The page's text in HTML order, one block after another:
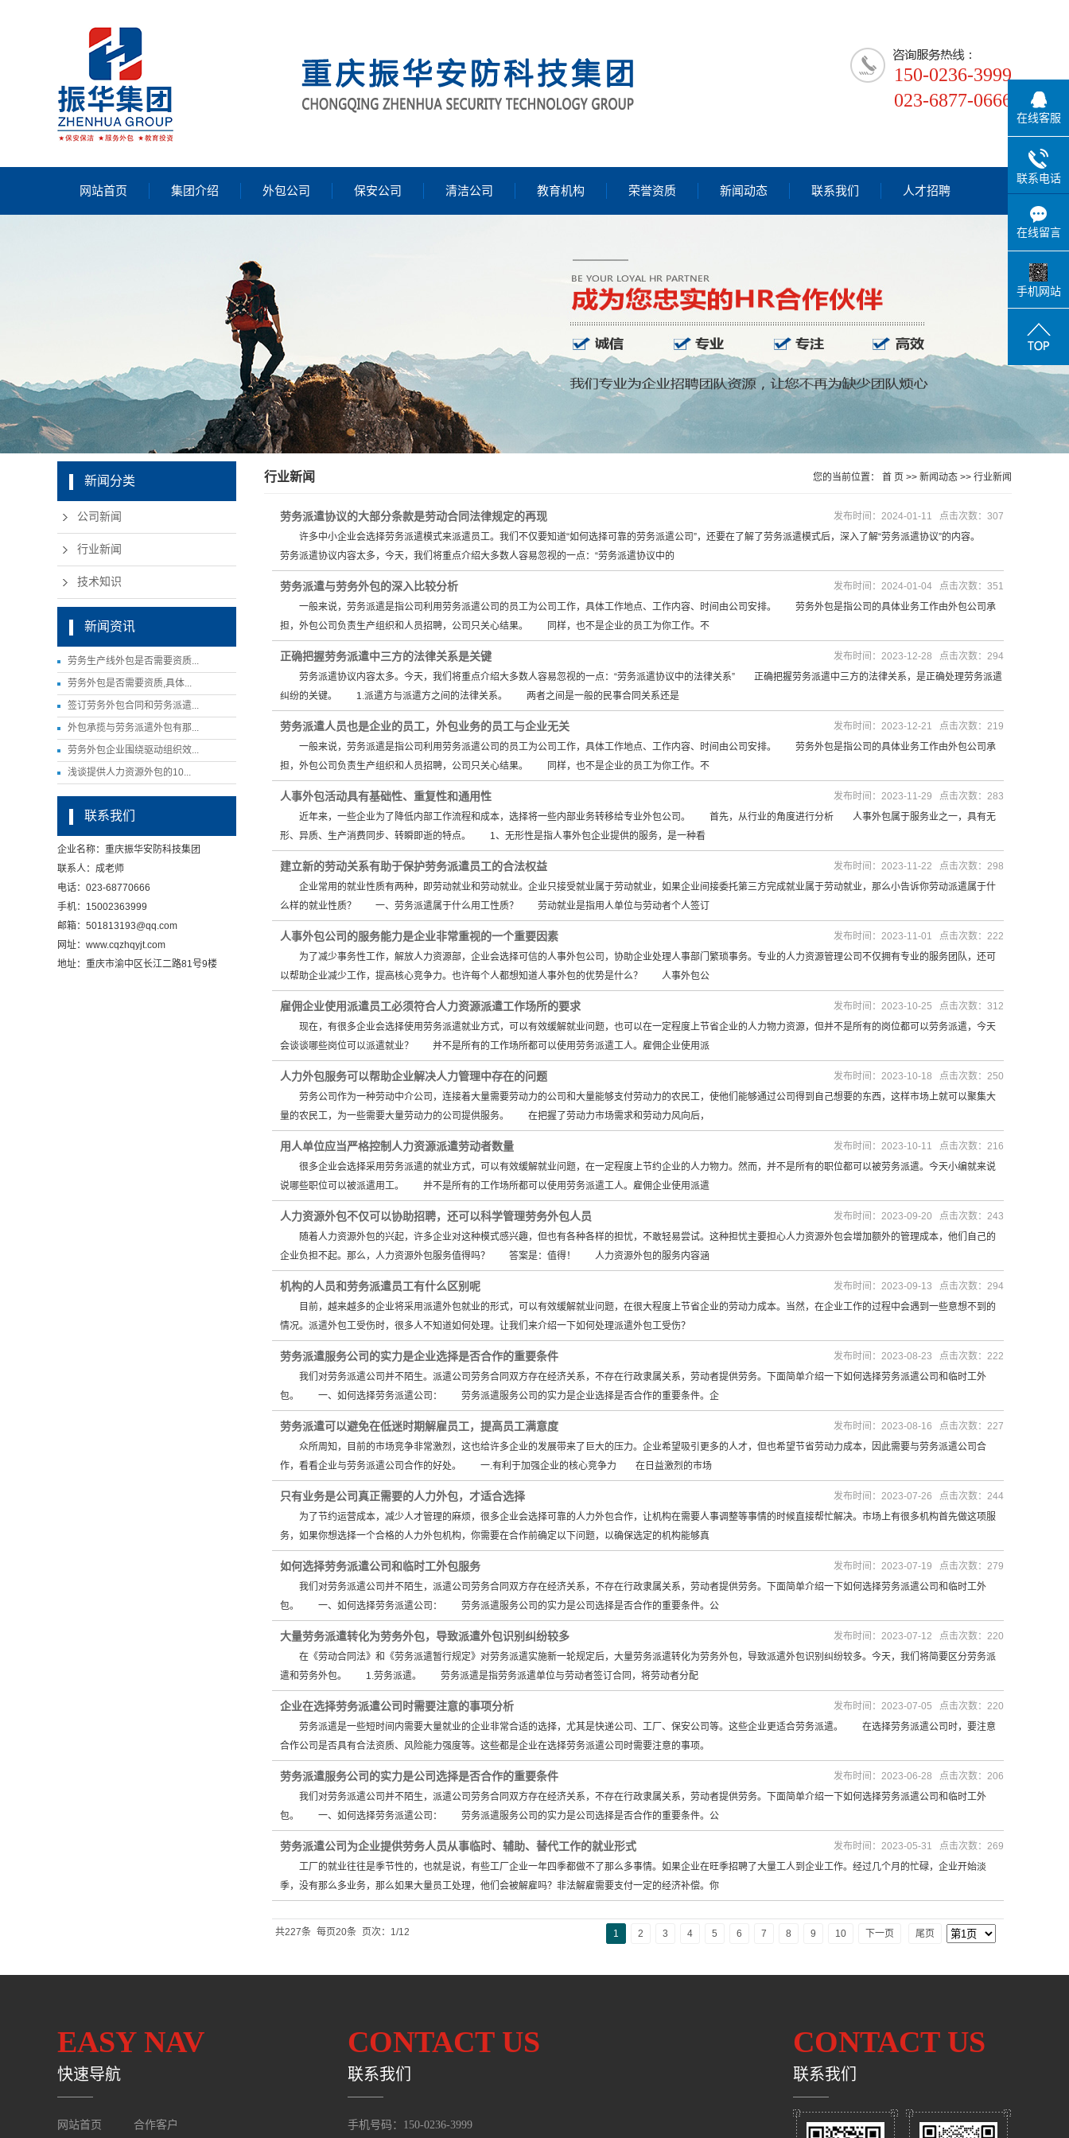
150-0236-3999
023-6877-0666
网站首页
集团介绍
外包公司 保安公司 清洁公司 教育机构 荣誉资质
新闻动态
联系我们 人才招聘
新闻分类
公司新闻
行业新闻
技术知识
新闻资讯
劳务生产线外包是否需要资质...
劳务外包是否需要资质,具体...
签订劳务外包合同和劳务派遣...
外包承揽与劳务派遣外包有那...
劳务外包企业围绕驱动组织效...
浅谈提供人力资源外包的10...
联系我们
企业名称：重庆振华安防科技集团
联系人：成老师
电话：023-68770666
手机：15002363999
邮箱：501813193@qq.com
网址：www.cqzhqyjt.com
地址：重庆市渝中区长江二路81号9楼
行业新闻 您的当前位置： 首 页 >> 新闻动态 >> 行业新闻
劳务派遣协议的大部分条款是劳动合同法律规定的再现
许多中小企业会选择劳务派遣模式来派遣员工。我们不仅要知道“如何选择可靠的劳务派遣公司”，还要在了解了劳务派遣模式后，深入了解“劳务派遣协议”的内容。
劳务派遣协议内容太多，今天，我们将重点介绍大多数人容易忽视的一点：“劳务派遣协议中的
发布时间：2024-01-11 点击次数：307
劳务派遣与劳务外包的深入比较分析
一般来说，劳务派遣是指公司利用劳务派遣公司的员工为公司工作，具体工作地点、工作内容、时间由公司安排。 劳务外包是指公司的具体业务工作由外包公司承
担，外包公司负责生产组织和人员招聘，公司只关心结果。 同样，也不是企业的员工为你工作。不
发布时间：2024-01-04 点击次数：351
正确把握劳务派遣中三方的法律关系是关键
劳务派遣协议内容太多。今天，我们将重点介绍大多数人容易忽视的一点：“劳务派遣协议中的法律关系” 正确把握劳务派遣中三方的法律关系，是正确处理劳务派遣
纠纷的关键。 1.派遣方与派遣方之间的法律关系。 两者之间是一般的民事合同关系还是
发布时间：2023-12-28 点击次数：294
劳务派遣人员也是企业的员工，外包业务的员工与企业无关
一般来说，劳务派遣是指公司利用劳务派遣公司的员工为公司工作，具体工作地点、工作内容、时间由公司安排。 劳务外包是指公司的具体业务工作由外包公司承
担，外包公司负责生产组织和人员招聘，公司只关心结果。 同样，也不是企业的员工为你工作。不
发布时间：2023-12-21 点击次数：219
人事外包活动具有基础性、重复性和通用性
近年来，一些企业为了降低内部工作流程和成本，选择将一些内部业务转移给专业外包公司。 首先，从行业的角度进行分析 人事外包属于服务业之一，具有无
形、异质、生产消费同步、转瞬即逝的特点。 1、无形性是指人事外包企业提供的服务，是一种看
发布时间：2023-11-29 点击次数：283
建立新的劳动关系有助于保护劳务派遣员工的合法权益
企业常用的就业性质有两种，即劳动就业和劳动就业。企业只接受就业属于劳动就业，如果企业间接委托第三方完成就业属于劳动就业，那么小告诉你劳动派遣属于什
么样的就业性质？ 一、劳务派遣属于什么用工性质？ 劳动就业是指用人单位与劳动者个人签订
发布时间：2023-11-22 点击次数：298
人事外包公司的服务能力是企业非常重视的一个重要因素
为了减少事务性工作，解放人力资源部，企业会选择可信的人事外包公司，协助企业处理人事部门繁琐事务。专业的人力资源管理公司不仅拥有专业的服务团队，还可
以帮助企业减少工作，提高核心竞争力。也许每个人都想知道人事外包的优势是什么？ 人事外包公
发布时间：2023-11-01 点击次数：222
雇佣企业使用派遣员工必须符合人力资源派遣工作场所的要求
现在，有很多企业会选择使用劳务派遣就业方式，可以有效缓解就业问题，也可以在一定程度上节省企业的人力物力资源，但并不是所有的岗位都可以劳务派遣，今天
会谈谈哪些岗位可以派遣就业？ 并不是所有的工作场所都可以使用劳务派遣工人。雇佣企业使用派
发布时间：2023-10-25 点击次数：312
人力外包服务可以帮助企业解决人力管理中存在的问题
劳务公司作为一种劳动中介公司，连接着大量需要劳动力的公司和大量能够支付劳动力的农民工，使他们能够通过公司得到自己想要的东西，这样市场上就可以聚集大
量的农民工，为一些需要大量劳动力的公司提供服务。 在把握了劳动力市场需求和劳动力风向后，
发布时间：2023-10-18 点击次数：250
用人单位应当严格控制人力资源派遣劳动者数量
很多企业会选择采用劳务派遣的就业方式，可以有效缓解就业问题，在一定程度上节约企业的人力物力。然而，并不是所有的职位都可以被劳务派遣。今天小编就来说
说哪些职位可以被派遣用工。 并不是所有的工作场所都可以使用劳务派遣工人。雇佣企业使用派遣
发布时间：2023-10-11 点击次数：216
人力资源外包不仅可以协助招聘，还可以科学管理劳务外包人员
随着人力资源外包的兴起，许多企业对这种模式感兴趣，但也有各种各样的担忧，不敢轻易尝试。这种担忧主要担心人力资源外包会增加额外的管理成本，他们自己的
企业负担不起。那么，人力资源外包服务值得吗？ 答案是：值得！ 人力资源外包的服务内容涵
发布时间：2023-09-20 点击次数：243
机构的人员和劳务派遣员工有什么区别呢
目前，越来越多的企业将采用派遣外包就业的形式，可以有效缓解就业问题，在很大程度上节省企业的劳动力成本。当然，在企业工作的过程中会遇到一些意想不到的
情况。派遣外包工受伤时，很多人不知道如何处理。让我们来介绍一下如何处理派遣外包工受伤？
发布时间：2023-09-13 点击次数：294
劳务派遣服务公司的实力是企业选择是否合作的重要条件
我们对劳务派遣公司并不陌生。派遣公司劳务合同双方存在经济关系，不存在行政隶属关系，劳动者提供劳务。下面简单介绍一下如何选择劳务派遣公司和临时工外
包。 一、如何选择劳务派遣公司： 劳务派遣服务公司的实力是企业选择是否合作的重要条件。企
发布时间：2023-08-23 点击次数：222
劳务派遣可以避免在低迷时期解雇员工，提高员工满意度
众所周知，目前的市场竞争非常激烈，这也给许多企业的发展带来了巨大的压力。企业希望吸引更多的人才，但也希望节省劳动力成本，因此需要与劳务派遣公司合
作，看看企业与劳务派遣公司合作的好处。 一.有利于加强企业的核心竞争力 在日益激烈的市场
发布时间：2023-08-16 点击次数：227
只有业务是公司真正需要的人力外包，才适合选择
为了节约运营成本，减少人才管理的麻烦，很多企业会选择可靠的人力外包合作，让机构在需要人事调整等事情的时候直接帮忙解决。市场上有很多机构首先做这项服
务，如果你想选择一个合格的人力外包机构，你需要在合作前确定以下问题，以确保选定的机构能够真
发布时间：2023-07-26 点击次数：244
如何选择劳务派遣公司和临时工外包服务
我们对劳务派遣公司并不陌生，派遣公司劳务合同双方存在经济关系，不存在行政隶属关系，劳动者提供劳务。下面简单介绍一下如何选择劳务派遣公司和临时工外
包。 一、如何选择劳务派遣公司： 劳务派遣服务公司的实力是公司选择是否合作的重要条件。公
发布时间：2023-07-19 点击次数：279
大量劳务派遣转化为劳务外包，导致派遣外包识别纠纷较多
在《劳动合同法》和《劳务派遣暂行规定》对劳务派遣实施新一轮规定后，大量劳务派遣转化为劳务外包，导致派遣外包识别纠纷较多。今天，我们将简要区分劳务派
遣和劳务外包。 1.劳务派遣。 劳务派遣是指劳务派遣单位与劳动者签订合同，将劳动者分配
发布时间：2023-07-12 点击次数：220
企业在选择劳务派遣公司时需要注意的事项分析
劳务派遣是一些短时间内需要大量就业的企业非常合适的选择，尤其是快递公司、工厂、保安公司等。这些企业更适合劳务派遣。 在选择劳务派遣公司时，要注意
合作公司是否具有合法资质、风险能力强度等。这些都是企业在选择劳务派遣公司时需要注意的事项。
发布时间：2023-07-05 点击次数：220
劳务派遣服务公司的实力是公司选择是否合作的重要条件
我们对劳务派遣公司并不陌生，派遣公司劳务合同双方存在经济关系，不存在行政隶属关系，劳动者提供劳务。下面简单介绍一下如何选择劳务派遣公司和临时工外
包。 一、如何选择劳务派遣公司： 劳务派遣服务公司的实力是公司选择是否合作的重要条件。公
发布时间：2023-06-28 点击次数：206
劳务派遣公司为企业提供劳务人员从事临时、辅助、替代工作的就业形式
工厂的就业往往是季节性的，也就是说，有些工厂企业一年四季都做不了那么多事情。如果企业在旺季招聘了大量工人到企业工作。经过几个月的忙碌，企业开始淡
季，没有那么多业务，那么如果大量员工处理，他们会被解雇吗？非法解雇需要支付一定的经济补偿。你
发布时间：2023-05-31 点击次数：269
共227条 每页20条 页次：1/12 1 2 3 4 5 6 7 8 9 10 下一页 尾页
EASY NAV
快速导航
网站首页 合作客户
CONTACT US
联系我们
手机号码：150-0236-3999
CONTACT US
联系我们
在线客服
联系电话
在线留言
手机网站